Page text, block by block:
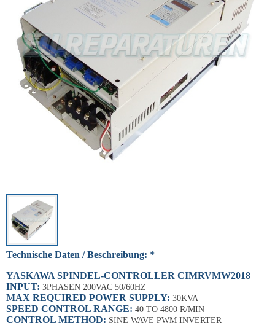
Technische Daten / Beschreibung: *
YASKAWA SPINDEL-CONTROLLER CIMRVMW2018
INPUT: 3PHASEN 200VAC 50/60HZ
MAX REQUIRED POWER SUPPLY: 30KVA
SPEED CONTROL RANGE: 40 TO 4800 R/MIN
CONTROL METHOD: SINE WAVE PWM INVERTER